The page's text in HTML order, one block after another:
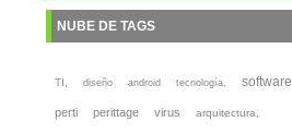
NUBE DE TAGS
TI, diseño android tecnología, software
perti perittage virus arquitectura,